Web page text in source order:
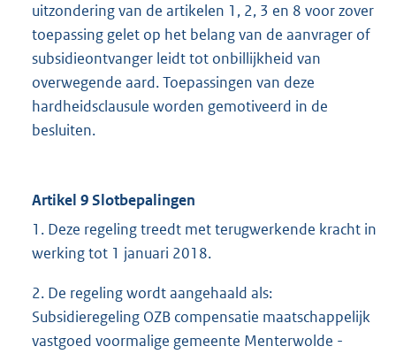
uitzondering van de artikelen 1, 2, 3 en 8 voor zover
toepassing gelet op het belang van de aanvrager of
subsidieontvanger leidt tot onbillijkheid van
overwegende aard. Toepassingen van deze
hardheidsclausule worden gemotiveerd in de
besluiten.
Artikel 9 Slotbepalingen
1. Deze regeling treedt met terugwerkende kracht in
werking tot 1 januari 2018.
2. De regeling wordt aangehaald als:
Subsidieregeling OZB compensatie maatschappelijk
vastgoed voormalige gemeente Menterwolde -